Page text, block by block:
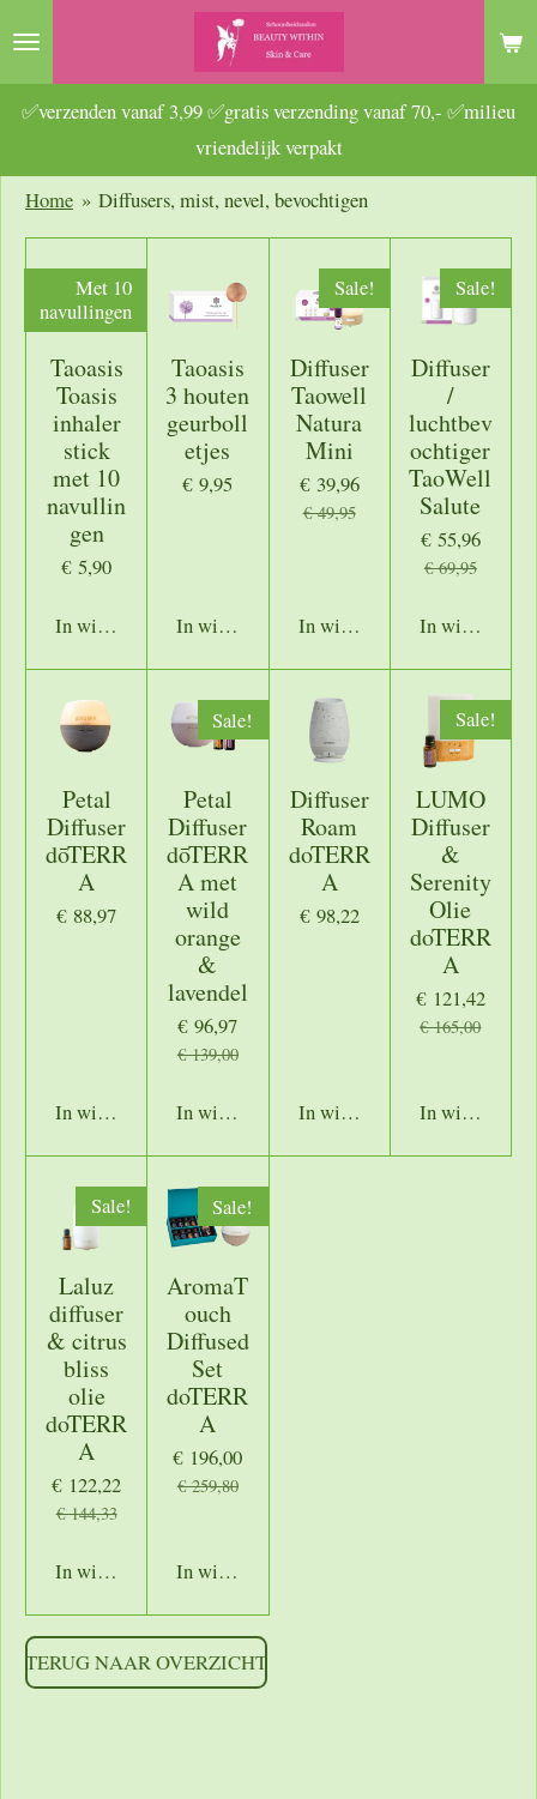
Ga
naar
hoofdinhoud
✅verzenden vanaf 3,99 ✅gratis verzending vanaf 70,- ✅milieu
vriendelijk verpakt
Home » Diffusers, mist, nevel, bevochtigen
Met 10
navullingen
Taoasis
Toasis
inhaler
stick
met 10
navullin
gen
€ 5,90
In winkelwagen
Taoasis
3 houten
geurboll
etjes
€ 9,95
In winkelwagen
Sale!
Diffuser
Taowell
Natura
Mini
€ 39,96
€ 49,95
In winkelwagen
Sale!
Diffuser
/
luchtbev
ochtiger
TaoWell
Salute
€ 55,96
€ 69,95
In
Petal
Diffuser
dōTERR
A
€ 88,97
In winkelwagen
Sale!
Petal
Diffuser
dōTERR
A met
wild
orange
&
lavendel
€ 96,97
€ 139,00
In winkelwagen
Diffuser
Roam
doTERR
A
€ 98,22
In winkelwagen
Sale!
LUMO
Diffuser
&
Serenity
Olie
doTERR
A
€ 121,42
€ 165,00
In
Sale!
Laluz
diffuser
& citrus
bliss
olie
doTERR
A
€ 122,22
€ 144,33
In winkelwagen
Sale!
AromaT
ouch
Diffused
Set
doTERR
A
€ 196,00
€ 259,80
In winkelwagen
TERUG NAAR OVERZICHT